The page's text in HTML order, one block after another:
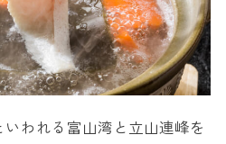
われる富山湾と立山連峰を